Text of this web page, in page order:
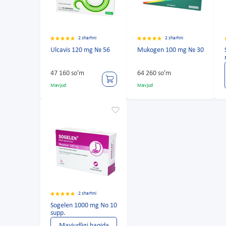
2 sharhni
Ulcavis 120 mg № 56
47 160 so'm
Mavjud
2 sharhni
Mukogen 100 mg № 30
64 260 so'm
Mavjud
2 sharhni
Sogelen 1000 mg No 10
supp.